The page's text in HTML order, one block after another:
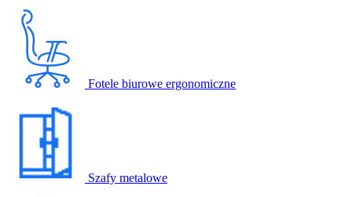
Fotele biurowe ergonomiczne
Szafy metalowe